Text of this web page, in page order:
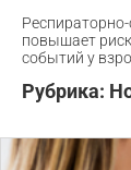
повышает
событий у
Рубрика: